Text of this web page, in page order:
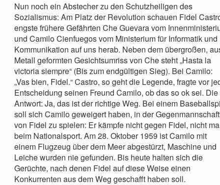
Nun noch ein Abstecher zu den Schutzheiligen des
Sozialismus: Am Platz der Revolution schauen Fidel
engste frühere Gefährten Che Guevara vom
und Camilo Cienfuegos vom Ministerium für Informatik und
Kommunikation auf uns herab. Neben dem übergroßen,
Metall geformten Gesichtsumriss von Che steht „Hasta la
victoria siempre“ (Bis zum endgültigen Sieg). Bei Camilo:
„Vas bien, Fidel.“ Castro, so geht die Legende, fragte vor
Entscheidung seinen Freund Camilo, ob das so ok sei. Die
Antwort: Ja, das ist der richtige Weg. Bei einem
soll sich Camilo geweigert haben, in der Gegenmannschaft
von Fidel zu spielen: Er kämpfe nicht gegen Fidel, nicht
beim Nationalsport. Am 28. Oktober 1959 ist Camilo mit
einem Flugzeug über dem Meer abgestürzt, Maschine und
Leiche wurden nie gefunden. Bis heute halten sich die
Gerüchte, nach denen Fidel auf diese Weise einen
Konkurrenten aus dem Weg geschafft haben soll.